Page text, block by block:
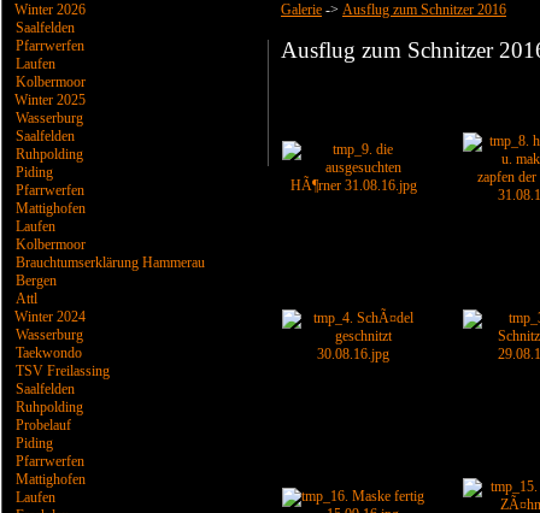
Winter 2026
Saalfelden
Pfarrwerfen
Laufen
Kolbermoor
Winter 2025
Wasserburg
Saalfelden
Ruhpolding
Piding
Pfarrwerfen
Mattighofen
Laufen
Kolbermoor
Brauchtumserklärung Hammerau
Bergen
Attl
Winter 2024
Wasserburg
Taekwondo
TSV Freilassing
Saalfelden
Ruhpolding
Probelauf
Piding
Pfarrwerfen
Mattighofen
Laufen
Galerie -> Ausflug zum Schnitzer 2016
Ausflug zum Schnitzer